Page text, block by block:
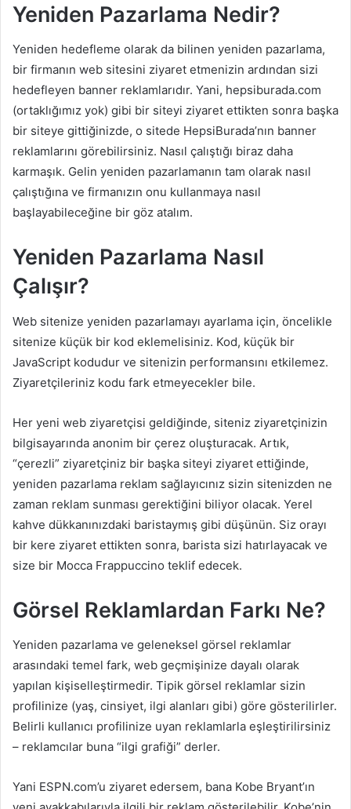
Yeniden Pazarlama Nedir?
Yeniden hedefleme olarak da bilinen yeniden pazarlama,
bir firmanın web sitesini ziyaret etmenizin ardından sizi
hedefleyen banner reklamlarıdır. Yani, hepsiburada.com
(ortaklığımız yok) gibi bir siteyi ziyaret ettikten sonra başka
bir siteye gittiğinizde, o sitede HepsiBurada’nın banner
reklamlarını görebilirsiniz. Nasıl çalıştığı biraz daha
karmaşık. Gelin yeniden pazarlamanın tam olarak nasıl
çalıştığına ve firmanızın onu kullanmaya nasıl
başlayabileceğine bir göz atalım.
Yeniden Pazarlama Nasıl
Çalışır?
Web sitenize yeniden pazarlamayı ayarlama için, öncelikle
sitenize küçük bir kod eklemelisiniz. Kod, küçük bir
JavaScript kodudur ve sitenizin performansını etkilemez.
Ziyaretçileriniz kodu fark etmeyecekler bile.
Her yeni web ziyaretçisi geldiğinde, siteniz ziyaretçinizin
bilgisayarında anonim bir çerez oluşturacak. Artık,
“çerezli” ziyaretçiniz bir başka siteyi ziyaret ettiğinde,
yeniden pazarlama reklam sağlayıcınız sizin sitenizden ne
zaman reklam sunması gerektiğini biliyor olacak. Yerel
kahve dükkanınızdaki baristaymış gibi düşünün. Siz orayı
bir kere ziyaret ettikten sonra, barista sizi hatırlayacak ve
size bir Mocca Frappuccino teklif edecek.
Görsel Reklamlardan Farkı Ne?
Yeniden pazarlama ve geleneksel görsel reklamlar
arasındaki temel fark, web geçmişinize dayalı olarak
yapılan kişiselleştirmedir. Tipik görsel reklamlar sizin
profilinize (yaş, cinsiyet, ilgi alanları gibi) göre gösterilirler.
Belirli kullanıcı profilinize uyan reklamlarla eşleştirilirsiniz
– reklamcılar buna “ilgi grafiği” derler.
Yani ESPN.com’u ziyaret edersem, bana Kobe Bryant’ın